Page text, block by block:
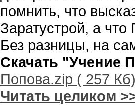
помнить, что
Заратустрой, а
Без разницы, на
Скачать "Учение
Попова.zip ( 257
Читать целиком